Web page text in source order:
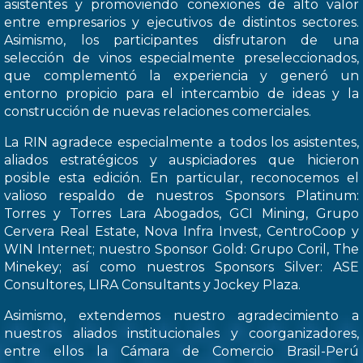
asistentes y promoviendo conexiones de alto valor
entre empresarios y ejecutivos de distintos sectores.
Asimismo, los participantes disfrutaron de una
selección de vinos especialmente preseleccionados,
que complementó la experiencia y generó un
entorno propicio para el intercambio de ideas y la
construcción de nuevas relaciones comerciales.
La RIN agradece especialmente a todos los asistentes,
aliados estratégicos y auspiciadores que hicieron
posible esta edición. En particular, reconocemos el
valioso respaldo de nuestros Sponsors Platinum:
Torres y Torres Lara Abogados, GCI Mining, Grupo
Cervera Real Estate, Nova Infra Invest, CentroCoop y
WIN Internet; nuestro Sponsor Gold: Grupo Coril, The
Minekey; así como nuestros Sponsors Silver: ASE
Consultores, LIRA Consultants y Jockey Plaza.
Asimismo, extendemos nuestro agradecimiento a
nuestros aliados institucionales y coorganizadores,
entre ellos la Cámara de Comercio Brasil-Perú